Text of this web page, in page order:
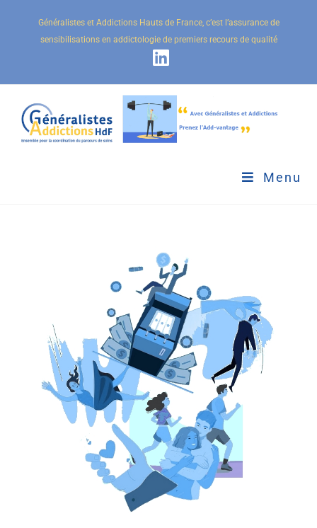
Généralistes et Addictions Hauts de France, c’est l’assurance de
sensibilisations en addictologie de premiers recours de qualité
Menu